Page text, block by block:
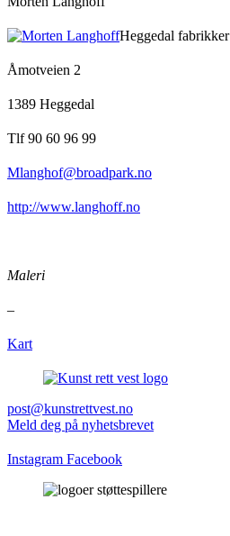
Heggedal fabrikker
Åmotveien 2
1389 Heggedal
Tlf 90 60 96 99
Mlanghof@broadpark.no
http://www.langhoff.no
Maleri
–
Kart
post@kunstrettvest.no
Meld deg på nyhetsbrevet
Instagram Facebook